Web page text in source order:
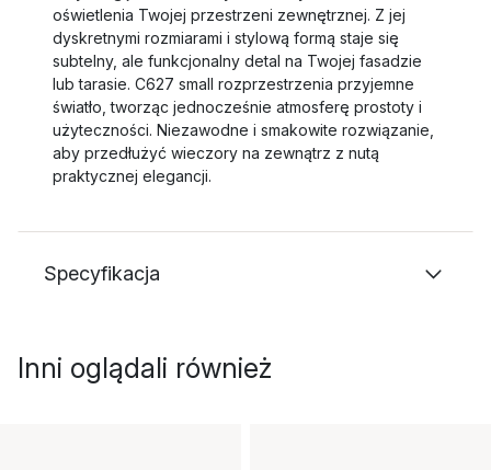
oświetlenia Twojej przestrzeni zewnętrznej. Z jej
dyskretnymi rozmiarami i stylową formą staje się
subtelny, ale funkcjonalny detal na Twojej fasadzie
lub tarasie. C627 small rozprzestrzenia przyjemne
światło, tworząc jednocześnie atmosferę prostoty i
użyteczności. Niezawodne i smakowite rozwiązanie,
aby przedłużyć wieczory na zewnątrz z nutą
praktycznej elegancji.
Specyfikacja
Inni oglądali również